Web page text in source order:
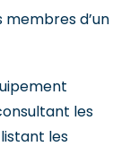
d’un
les
les